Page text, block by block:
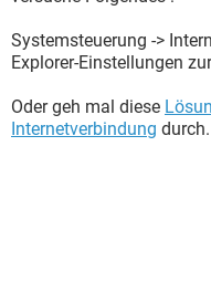
Systemsteuerung ->
Explorer-Einstellungen
Oder geh mal diese
Internetverbindung durch.